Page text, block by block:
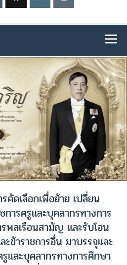
คัดเลือกเพื่อย้าย เปลี่ยน
การครูและบุคลากรทางการ
พลเรือนสามัญ และรับโอน
ข้าราชการอื่น มาบรรจุและ
และบุคลากรทางการศึกษา